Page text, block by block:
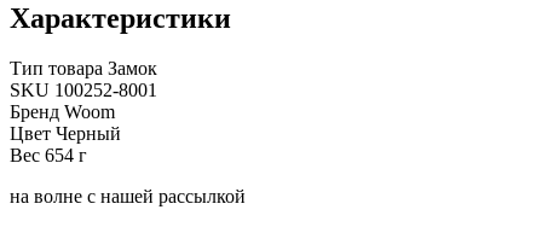
Характеристики
Тип товара Замок
SKU 100252-8001
Бренд Woom
Цвет Черный
Вес 654 г
на волне с нашей рассылкой